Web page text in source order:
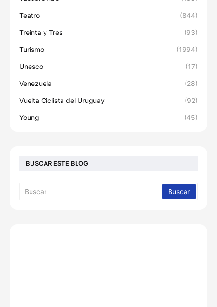
Teatro (844)
Treinta y Tres (93)
Turismo (1994)
Unesco (17)
Venezuela (28)
Vuelta Ciclista del Uruguay (92)
Young (45)
BUSCAR ESTE BLOG